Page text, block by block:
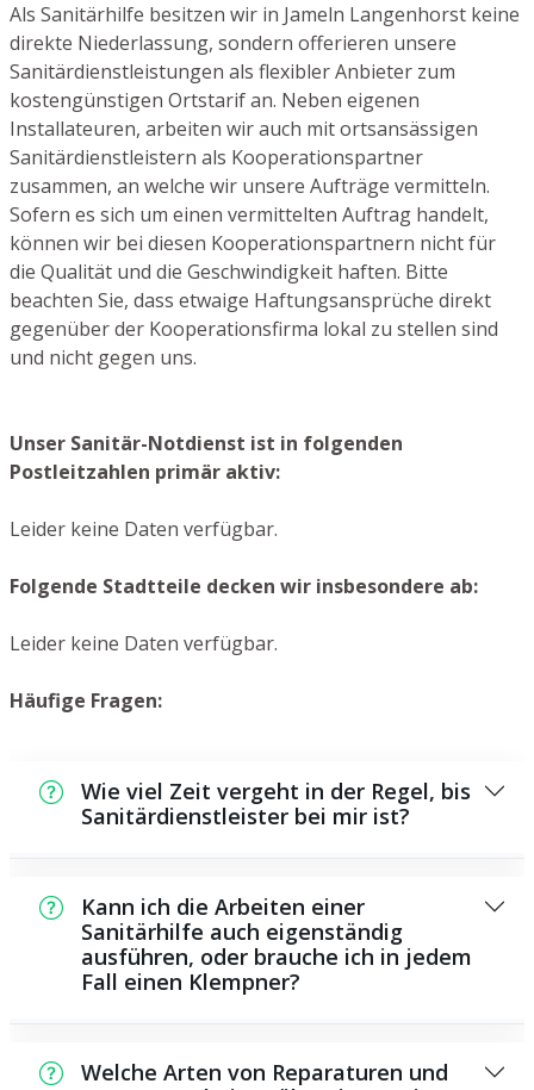
Als Sanitärhilfe besitzen wir in Jameln Langenhorst keine
direkte Niederlassung, sondern offerieren unsere
Sanitärdienstleistungen als flexibler Anbieter zum
kostengünstigen Ortstarif an. Neben eigenen
Installateuren, arbeiten wir auch mit ortsansässigen
Sanitärdienstleistern als Kooperationspartner
zusammen, an welche wir unsere Aufträge vermitteln.
Sofern es sich um einen vermittelten Auftrag handelt,
können wir bei diesen Kooperationspartnern nicht für
die Qualität und die Geschwindigkeit haften. Bitte
beachten Sie, dass etwaige Haftungsansprüche direkt
gegenüber der Kooperationsfirma lokal zu stellen sind
und nicht gegen uns.
Unser Sanitär-Notdienst ist in folgenden
Postleitzahlen primär aktiv:
Leider keine Daten verfügbar.
Folgende Stadtteile decken wir insbesondere ab:
Leider keine Daten verfügbar.
Häufige Fragen:
Wie viel Zeit vergeht in der Regel, bis
Sanitärdienstleister bei mir ist?
Zeitraum bei Ihnen vor Ort sein. Das hängt
aber auch von der Auftragslage zu dem
Zeitpunkt ab und von der Verkehrslage und
der örtlichen Gegebenheit.
Kann ich die Arbeiten einer
Sanitärhilfe auch eigenständig
ausführen, oder brauche ich in jedem
Fall einen Klempner?
Wartungsarbeiten, die Sie selbst ausführen
Welche Arten von Reparaturen und